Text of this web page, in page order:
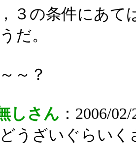
３の条件にあて
だ。
～？
しさん ：2006/
うざいぐらいく